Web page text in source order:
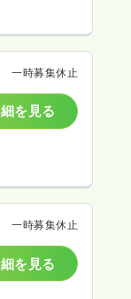
一時募集休止
を見る
一時募集休止
を見る